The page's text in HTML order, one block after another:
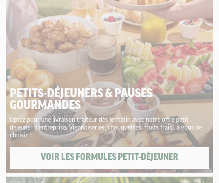
PETITS-DÉJEUNERS & PAUSES
GOURMANDES
Optez pour une livraison traiteur dès le matin avec notre offre petit
déjeuner d'entreprise. Viennoiseries, chouquettes, fruits frais.. à vous de
choisir !
VOIR LES FORMULES PETIT-DÉJEUNER